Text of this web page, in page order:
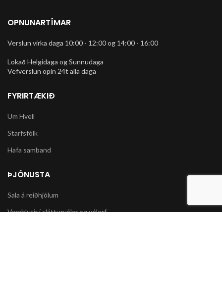
OPNUNARTÍMAR
Verslun virka daga 10:00 - 12:00 og 14:00 - 16:00
Lokað Helgidaga og Sunnudaga
Vefverslun opin 24t alla daga
FYRIRTÆKIÐ
Um Hvell
Starfsfólk
Hafa samband
ÞJÓNUSTA
Sala á reiðhjólum
Varahlutir í slátturvélar og vélorf